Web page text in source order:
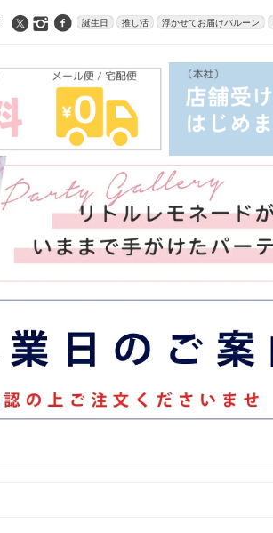
誕生日 推し活 浮かせてお届けバルーン